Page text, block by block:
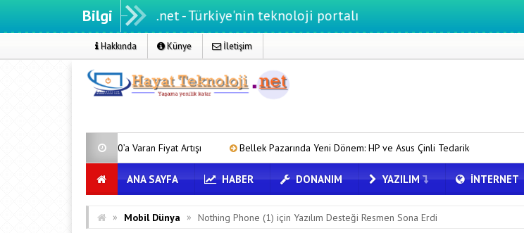
Bilgi- Türkiye'nin teknoloji portalı
Hakkında Künye İletişim
40’a Varan Fiyat Artışı Bellek Pazarında Yeni Dönem: HP ve Asus Çinli Tedarikçilere Geçiyor Pixel
ANA SAYFA HABER DONANIM YAZILIM İNTERNET
» Mobil Dünya » Nothing Phone (1) için Yazılım Desteği Resmen Sona Erdi